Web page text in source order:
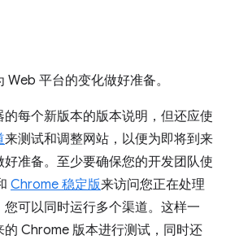
平台的变化做好准备。
每个新版本的版本说明，但还应使
来测试和调整网站，以便为即将到来
准备。至少要确保您的开发团队使
Chrome 稳定版来访问您正在处理
可以同时运行多个渠道。这样一
Chrome 版本进行测试，同时还